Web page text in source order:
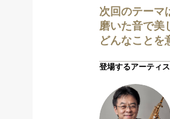
次回のテーマ
磨いた音で美
どんなことを
登場するアーティ